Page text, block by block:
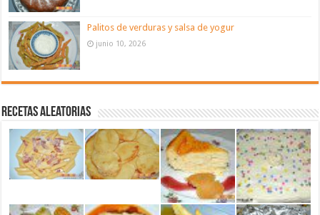
Palitos de verduras y salsa de yogur
junio 10, 2026
Recetas aleatorias